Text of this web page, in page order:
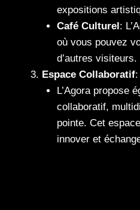
expositions
Café Culturel:
où vous pouvez
d’autres visiteurs.
Espace Collaboratif:
L’Agora propose
collaboratif,
pointe. Cet
innover et